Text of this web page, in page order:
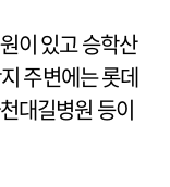
이 있고 승학산
주변에는 롯데
대길병원 등이